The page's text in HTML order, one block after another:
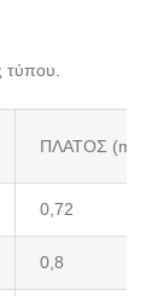
τύπου.
ΠΛΑΤΟΣ (m)
0,72
0,8